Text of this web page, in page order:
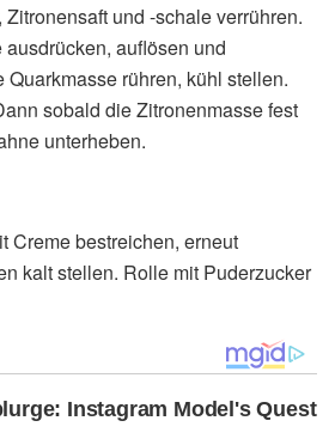
und -schale verrühren.
auflösen und
rühren, kühl stellen.
sobald die Zitronenmasse fest
unterheben.
Creme bestreichen, erneut
kalt stellen. Rolle mit Puderzucker